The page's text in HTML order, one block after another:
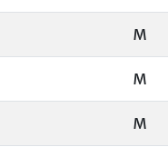
M
M
M